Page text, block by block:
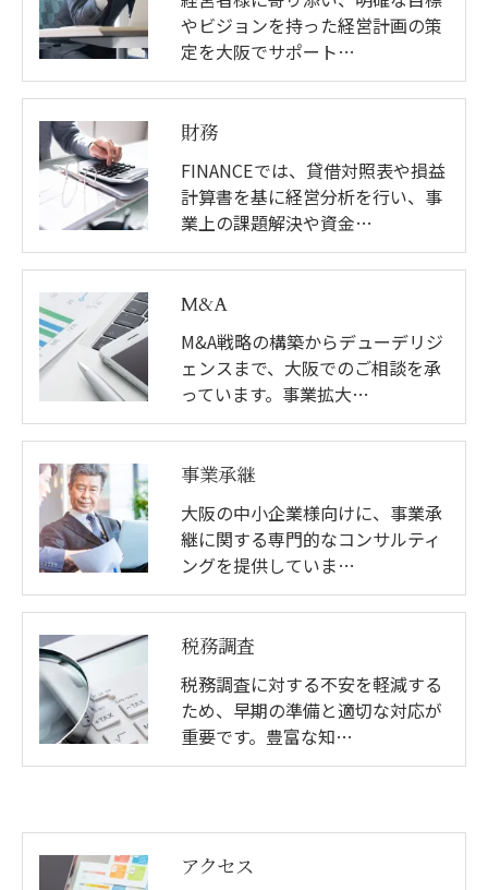
やビジョンを持った経営計画の策
定を大阪でサポート…
財務
FINANCEでは、貸借対照表や損益
計算書を基に経営分析を行い、事
業上の課題解決や資金…
M&A
M&A戦略の構築からデューデリジ
ェンスまで、大阪でのご相談を承
っています。事業拡大…
事業承継
大阪の中小企業様向けに、事業承
継に関する専門的なコンサルティ
ングを提供していま…
税務調査
税務調査に対する不安を軽減する
ため、早期の準備と適切な対応が
重要です。豊富な知…
アクセス